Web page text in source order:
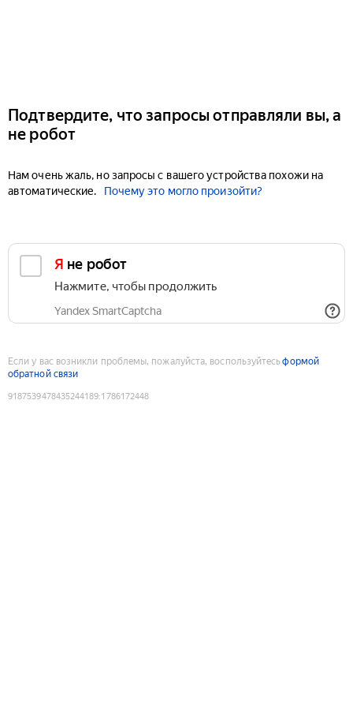
Подтвердите, что запросы отправляли вы, а
не робот
Нам очень жаль, но запросы с вашего устройства похожи на
автоматические.
Почему это могло произойти?
Я не робот
Нажмите, чтобы продолжить
Yandex SmartCaptcha
Если у вас возникли проблемы, пожалуйста, воспользуйтесьформой
обратной связи
9187539478435244189:1786172448